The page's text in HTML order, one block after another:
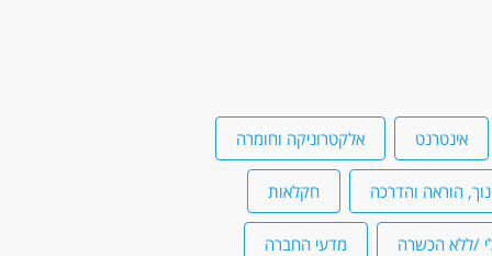
אינטרנט אלקטרוניקה וחומרה
הוראה והדרכה חקלאות
/ללא הכשרה מדעי החברה